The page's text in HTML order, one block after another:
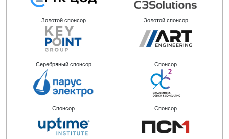
Золотой спонсор Золотой спонсор
Серебряный спонсор Спонсор
Спонсор Спонсор